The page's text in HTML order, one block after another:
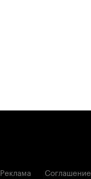
Реклама Соглашение